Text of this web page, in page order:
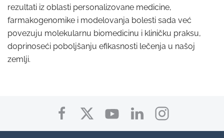
rezultati iz oblasti personalizovane medicine,
farmakogenomike i modelovanja bolesti sada već
povezuju molekularnu biomedicinu i kliničku praksu,
doprinoseći poboljšanju efikasnosti lečenja u našoj
zemlji.